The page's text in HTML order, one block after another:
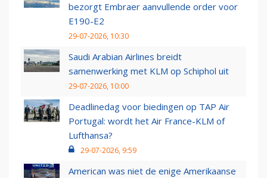
bezorgt Embraer aanvullende order voor
E190-E2
29-07-2026, 10:30
Saudi Arabian Airlines breidt
samenwerking met KLM op Schiphol uit
29-07-2026, 10:00
Deadlinedag voor biedingen op TAP Air
Portugal: wordt het Air France-KLM of
Lufthansa?
29-07-2026, 9:59
American was niet de enige Amerikaanse